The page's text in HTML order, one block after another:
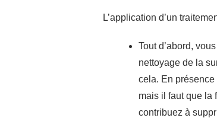
L’application d’un
Tout d’abord,
nettoyage de la
cela. En présence
mais il faut que la
contribuez à